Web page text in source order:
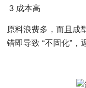
3 成本高
原料浪费多，而且成
错即导致 “不固化”，